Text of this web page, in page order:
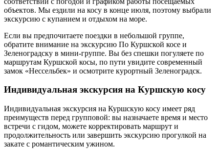
объектов. Мы ездили на косу в конце июля, поэтому выбрали
экскурсию с купанием и отдыхом на море.
Если вы предпочитаете поездки в небольшой группе,
обратите внимание на экскурсию По Куршской косе и
Зеленоградску в мини-группе. Вы без спешки погуляете по
маршрутам Куршской косы, по пути увидите современный
замок «Нессельбек» и осмотрите курортный Зеленоградск.
Индивидуальная экскурсия на Куршскую косу
Индивидуальная экскурсия на Куршскую косу имеет ряд
преимуществ перед групповой: вы назначаете время и место
встречи с гидом, можете корректировать маршрут и
продолжительность или завершить экскурсию прогулкой на
закате с романтическим ужином.